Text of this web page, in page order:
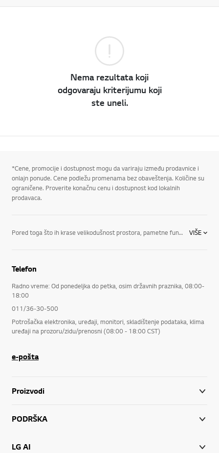
Nema rezultata koji
odgovaraju kriterijumu koji
ste uneli.
*Cene, promocije i dostupnost mogu da variraju između prodavnice i
onlajn ponude. Cene podležu promenama bez obaveštenja. Količine su
ograničene. Proverite konačnu cenu i dostupnost kod lokalnih
prodavaca.
Pored toga što ih krase velikodušnost prostora, pametne funkcije i vrhunski stil, hladnjaci kompanije LG su krcati najnovijim inovacijama i dostupni su u raznim stilovima, u koje spadaju: Side-by-Side frižideri: Ovo je jedan od naših najpopularnijih stilova frižidera, koji imaju najnovije tehnologije kompanije LG za rashlađivanje i očuvanje svežine, praktičan prostor za namirnice i stil koji ulepšava svaku kuhinju. Uz to, možete jednim pogledom da obuhvatite sve namirnice. Frižideri sa zamrzivačem gore: Odlikuju ih napredne funkcije za očuvanje svežine i elegantan dizajn – od vrha do dna! Dobićete izuzetno prostran i izuzetno praktičan prostor, kao i bezvremenski dizajn koji ističe svaku kuhinju. Frižideri sa zamrzivačem dole: Kod ovakvog stila, frižider je u nivou očiju – tačno gde treba. Door-in-Door™ frižideri: Inovacije kompanije LG u oblasti čuvanja namirnica omogućavaju izuzetno lak pristup vašim omiljenim namirnicama i smanjuju gubitak hladnog vazduha do 47%. VIŠE
Telefon
Radno vreme: Od ponedeljka do petka, osim državnih praznika, 08:00-
18:00
011/36-30-500
Potrošačka elektronika, uređaji, monitori, skladištenje podataka, klima
uređaji na prozoru/zidu/prenosni (08:00 - 18:00 CST)
e-pošta
Proizvodi
PODRŠKA
LG AI